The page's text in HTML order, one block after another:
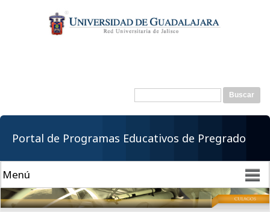
contenido
principal
Formulario de
Buscar
Portal de Programas Educativos de Pregrado